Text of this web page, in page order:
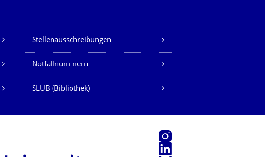
Stellenausschreibungen
Notfallnummern
SLUB (Bibliothek)
Instagram
LinkedIn